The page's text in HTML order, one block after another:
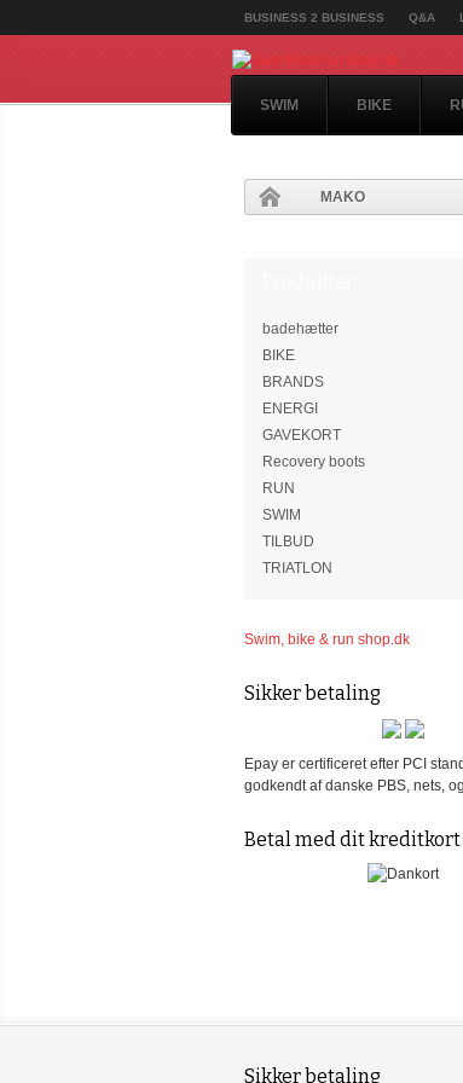
BUSINESS 2 BUSINESS Q&A
SWIM BIKE
MAKO
badehætter
BIKE
BRANDS
ENERGI
GAVEKORT
Recovery boots
RUN
SWIM
TILBUD
TRIATLON
Swim, bike & run shop.dk
Sikker betaling
Epay er certificeret efter PCI
godkendt af danske PBS, nets,
Betal med dit kreditkort
Sikker betaling